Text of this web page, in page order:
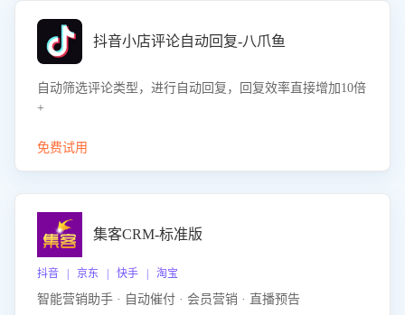
抖音小店评论自动回复-八爪鱼
自动筛选评论类型，进行自动回复，回复效率直接增加10倍
+
免费试用
集客CRM-标准版
抖音 | 京东 | 快手 | 淘宝
智能营销助手 · 自动催付 · 会员营销 · 直播预告